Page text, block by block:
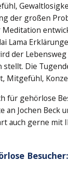
der großen
Lama
der
Die
Mitgefühl,
für gehörlose
an Jochen Beck
auch gerne
Besucher: